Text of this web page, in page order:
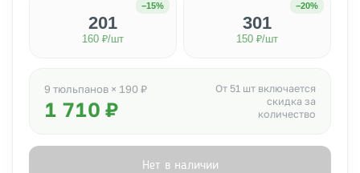
−15%
201
160 ₽/шт
−20%
301
150 ₽/шт
9 тюльпанов × 190 ₽
1 710 ₽
От 51 шт включается
скидка за
количество
Нет в наличии